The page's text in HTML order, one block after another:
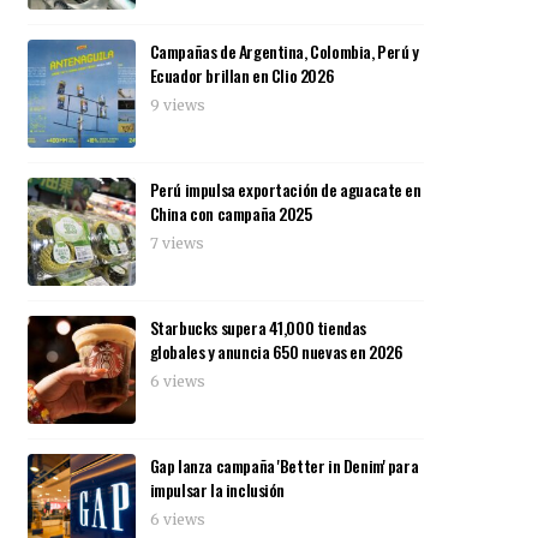
Campañas de Argentina, Colombia, Perú y
Ecuador brillan en Clio 2026
9 views
Perú impulsa exportación de aguacate en
China con campaña 2025
7 views
Starbucks supera 41,000 tiendas
globales y anuncia 650 nuevas en 2026
6 views
Gap lanza campaña 'Better in Denim' para
impulsar la inclusión
6 views